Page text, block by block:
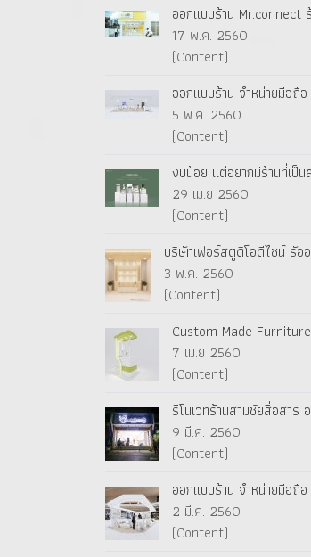
ออกแบบร้าน Mr.connect
17 พ.ค. 2560
(Content)
ออกแบบร้าน จำหน่ายมือถื
5 พ.ค. 2560
(Content)
งบน้อย แต่อยากมีร้านที่เป็
29 เม.ย 2560
(Content)
บริษัทเฟอร์สตูดิโอดีไซน์ รัอ
3 พ.ค. 2560
(Content)
Custom Made Furniture
7 เม.ย 2560
(Content)
รีโนเวทร้านสามชัยสื่อสาร
9 มี.ค. 2560
(Content)
ออกแบบร้าน จำหน่ายมือถื
2 มี.ค. 2560
(Content)